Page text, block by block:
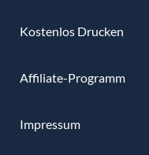
Kostenlos Drucken
Affiliate-Programm
Impressum